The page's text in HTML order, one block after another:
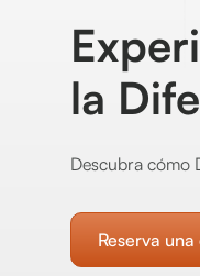
la
Descubra cómo
Reserva